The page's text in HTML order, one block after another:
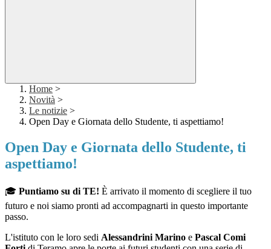
Home >
Novità >
Le notizie >
Open Day e Giornata dello Studente, ti aspettiamo!
Open Day e Giornata dello Studente, ti
aspettiamo!
🎓 Puntiamo su di TE! È arrivato il momento di scegliere il tuo
futuro e noi siamo pronti ad accompagnarti in questo importante
passo.
L'istituto con le loro sedi Alessandrini Marino e Pascal Comi